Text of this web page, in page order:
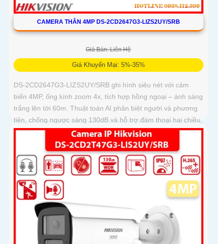
CAMERA THÂN 4MP DS-2CD2647G3-LIZS2UY/SRB
Giá Bán: Liên Hệ
Giá Khuyến Mại: 5%-35%
DS-2CD2647G3-LIZS2UY/SRB ghi hình siêu nét với cảm
biến 4MP, ống kính zoom 4x, tích hợp hồng ngoại – ánh sáng
trắng lên tới 60m. Thuật toán AI phân biệt người và phương
tiện, chống ngược sáng 130dB và hỗ trợ đàm thoại hai chiều,
phù hợp giám sát ngoài trời chống nước IP67